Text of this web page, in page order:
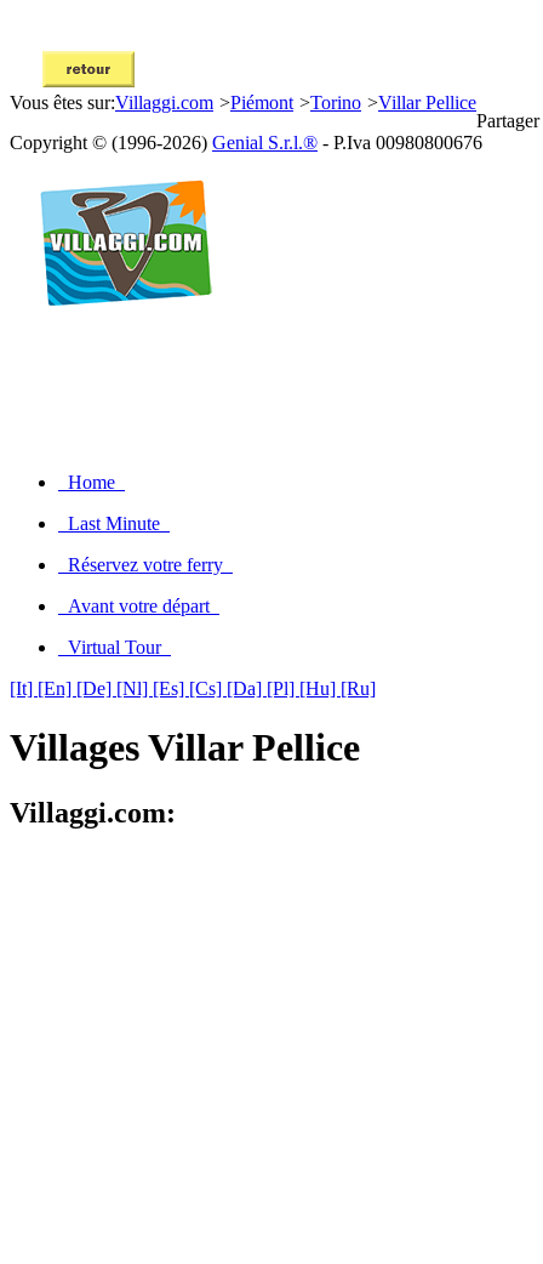
Vous êtes sur:Villaggi.com >Piémont >Torino >Villar Pellice
Copyright © (1996-2026) Genial S.r.l.® - P.Iva 00980800676
Home
Last Minute
Réservez votre ferry
Avant votre départ
Virtual Tour
[It] [En] [De] [Nl] [Es] [Cs] [Da] [Pl] [Hu] [Ru]
Villages Villar Pellice
Villaggi.com: